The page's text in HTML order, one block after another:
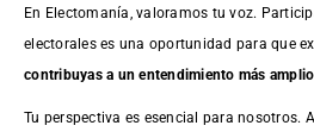
En Electomanía, valoramos tu voz.
electorales es una oportunidad para que
contribuyas a un entendimiento más
Tu perspectiva es esencial para nosotros.